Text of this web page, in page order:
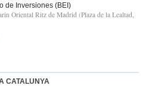
de Inversiones (BEI)
Oriental Ritz de Madrid (Plaza de la Lealtad,
CATALUNYA